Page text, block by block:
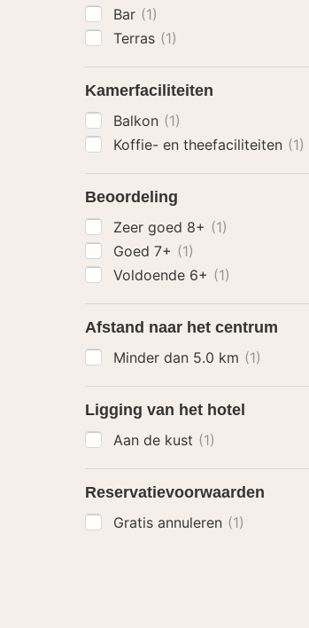
Bar (1)
Terras (1)
Kamerfaciliteiten
Balkon (1)
Koffie- en theefaciliteiten (1)
Beoordeling
Zeer goed 8+ (1)
Goed 7+ (1)
Voldoende 6+ (1)
Afstand naar het centrum
Minder dan 5.0 km (1)
Ligging van het hotel
Aan de kust (1)
Reservatievoorwaarden
Gratis annuleren (1)